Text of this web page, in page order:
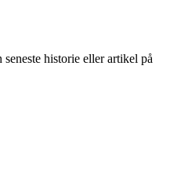
historie eller artikel på